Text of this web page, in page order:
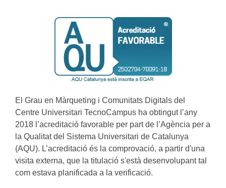
El Grau en Màrqueting i Comunitats Digitals del
Centre Universitari TecnoCampus ha obtingut l’any
2018 l’acreditació favorable per part de l’Agència per a
la Qualitat del Sistema Universitari de Catalunya
(AQU). L’acreditació és la comprovació, a partir d'una
visita externa, que la titulació s'està desenvolupant tal
com estava planificada a la verificació.